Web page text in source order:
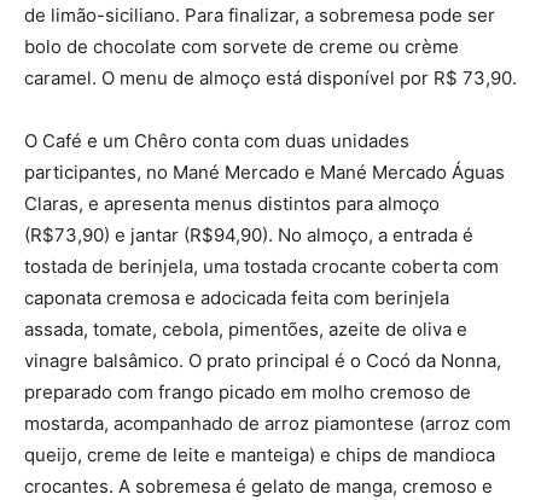
de limão-siciliano. Para finalizar, a sobremesa pode ser
bolo de chocolate com sorvete de creme ou crème
caramel. O menu de almoço está disponível por R$ 73,90.
O Café e um Chêro conta com duas unidades
participantes, no Mané Mercado e Mané Mercado Águas
Claras, e apresenta menus distintos para almoço
(R$73,90) e jantar (R$94,90). No almoço, a entrada é
tostada de berinjela, uma tostada crocante coberta com
caponata cremosa e adocicada feita com berinjela
assada, tomate, cebola, pimentões, azeite de oliva e
vinagre balsâmico. O prato principal é o Cocó da Nonna,
preparado com frango picado em molho cremoso de
mostarda, acompanhado de arroz piamontese (arroz com
queijo, creme de leite e manteiga) e chips de mandioca
crocantes. A sobremesa é gelato de manga, cremoso e